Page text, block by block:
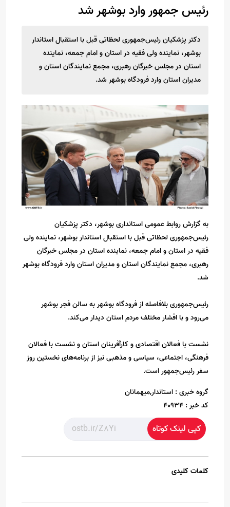
رئیس جمهور وارد بوشهر شد
دکتر پزشکیان رئیس‌جمهوری لحظاتی قبل با استقبال استاندار
بوشهر، نماینده ولی فقیه در استان و امام جمعه، نماینده
استان در مجلس خبرگان رهبری، مجمع نمایندگان استان و
مدیران استان وارد فرودگاه بوشهر شد.
به گزارش روابط عمومی استانداری بوشهر، دکتر پزشکیان
رئیس‌جمهوری لحظاتی قبل با استقبال استاندار بوشهر، نماینده ولی
فقیه در استان و امام جمعه، نماینده استان در مجلس خبرگان
رهبری، مجمع نمایندگان استان و مدیران استان وارد فرودگاه بوشهر
شد.
رئیس‌جمهوری بلافاصله از فرودگاه بوشهر به سالن فجر بوشهر
می‌رود و با اقشار مختلف مردم استان دیدار می‌کند.
نشست با فعالان اقتصادی و کارآفرینان استان و نشست با فعالان
فرهنگی، اجتماعی، سیاسی و مذهبی نیز از برنامه‌های نخستین روز
سفر رئیس‌جمهور است.
گروه خبری : استاندار,میهمانان
کد خبر : 40934
کپی لینک کوتاه
کلمات کلیدی